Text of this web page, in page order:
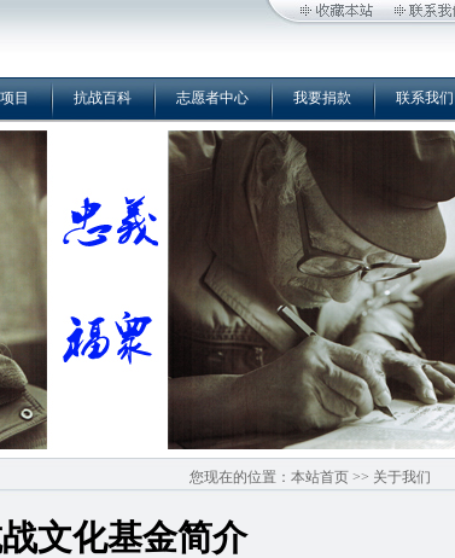
目 抗战百科 志愿者中心 我要捐款 联系我们
您现在的位置：本站首页 >> 关于我们
文化基金简介